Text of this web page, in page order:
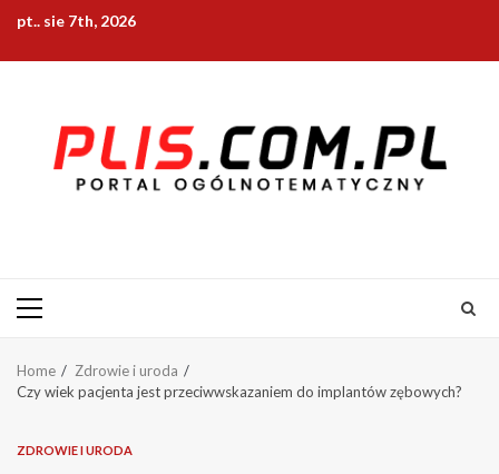
Skip
content
pt.. sie 7th, 2026
Primary
Home
Zdrowie i uroda
Czy wiek pacjenta jest przeciwwskazaniem do implantów zębowych?
ZDROWIE I URODA